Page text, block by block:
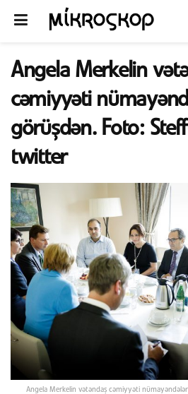
Angela Merkelin
cəmiyyəti
görüşdən. Foto:
twitter
Angela Merkelin vətəndaş cəmiyyəti